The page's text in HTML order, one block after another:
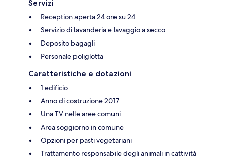
Servizi
Reception aperta 24 ore su 24
Servizio di lavanderia e lavaggio a secco
Deposito bagagli
Personale poliglotta
Caratteristiche e dotazioni
1 edificio
Anno di costruzione 2017
Una TV nelle aree comuni
Area soggiorno in comune
Opzioni per pasti vegetariani
Trattamento responsabile degli animali in cattività